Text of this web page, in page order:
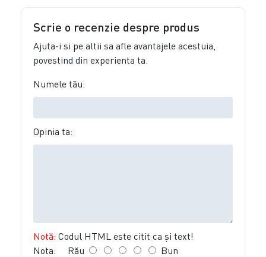
Scrie o recenzie despre produs
Ajuta-i si pe altii sa afle avantajele acestuia,
povestind din experienta ta.
Numele tău:
Opinia ta:
Notă: Codul HTML este citit ca şi text!
Nota: Rău
Bun